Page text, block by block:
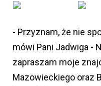
- Przyznam, że nie
mówi Pani Jadwiga -
zapraszam moje
Mazowieckiego oraz